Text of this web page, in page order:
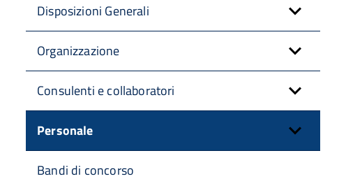
Disposizioni Generali
Organizzazione
Consulenti e collaboratori
Personale
Bandi di concorso